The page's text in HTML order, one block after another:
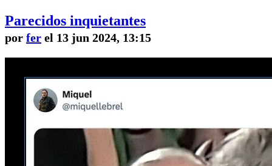
Parecidos inquietantes
por fer el 13 jun 2024, 13:15